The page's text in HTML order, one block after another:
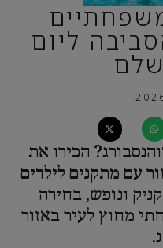
ליום
הכירו את
עם מתקנים לילדים
ונופש, בחירה
מחוץ לעיר באזור